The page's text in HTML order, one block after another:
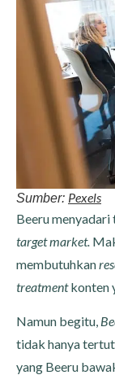
Sumber: Pexels
Beeru menyadari
target market.
membutuhkan
treatmentkonten
Namun begitu,
tidak hanya
yang Beeru